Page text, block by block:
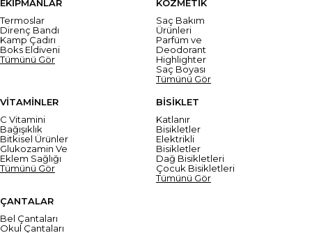
EKİPMANLAR
Termoslar
Direnç Bandı
Kamp Çadırı
Boks Eldiveni
Tümünü Gör
KOZMETİK
Saç Bakım
Ürünleri
Parfüm ve
Deodorant
Highlighter
Saç Boyası
Tümünü Gör
VİTAMİNLER
C Vitamini
Bağışıklık
Bitkisel Ürünler
Glukozamin Ve
Eklem Sağlığı
Tümünü Gör
BİSİKLET
Katlanır
Bisikletler
Elektrikli
Bisikletler
Dağ Bisikletleri
Çocuk Bisikletleri
Tümünü Gör
ÇANTALAR
Bel Çantaları
Okul Çantaları